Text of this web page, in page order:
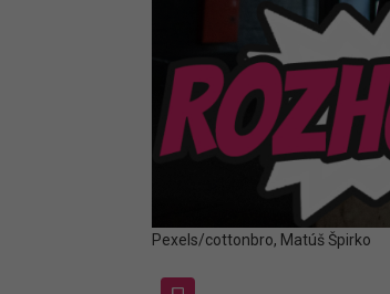
Pexels/cottonbro, Matúš Špirko